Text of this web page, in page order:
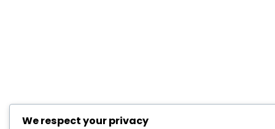
We respect your privacy